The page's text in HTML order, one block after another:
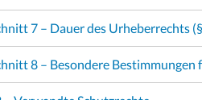
7 – Dauer des Urheberrechts
8 – Besondere